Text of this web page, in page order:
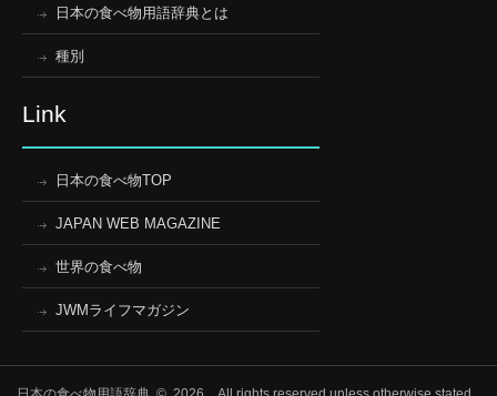
日本の食べ物用語辞典とは
種別
Link
日本の食べ物TOP
JAPAN WEB MAGAZINE
世界の食べ物
JWMライフマガジン